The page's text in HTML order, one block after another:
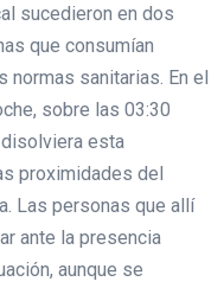
sucedieron en dos
que consumían
normas sanitarias. En el
sobre las 03:30
esta
proximidades del
Las personas que allí
ante la presencia
aunque se